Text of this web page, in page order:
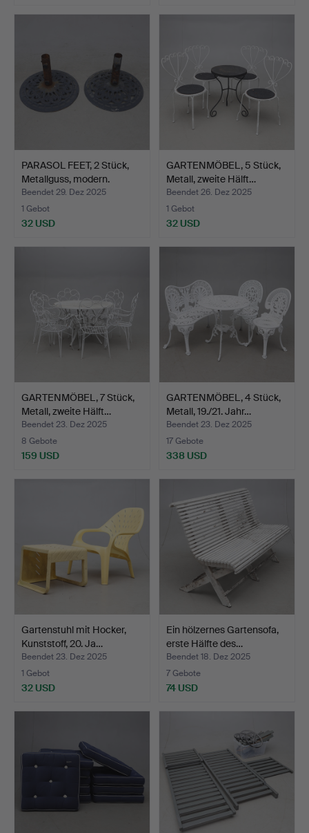
PARASOL FEET, 2 Stück,
Metallguss, modern.
Beendet 29. Dez 2025
1 Gebot
32 USD
GARTENMÖBEL, 5 Stück,
Metall, zweite Hälft…
Beendet 26. Dez 2025
1 Gebot
32 USD
GARTENMÖBEL, 7 Stück,
Metall, zweite Hälft…
Beendet 23. Dez 2025
8 Gebote
159 USD
GARTENMÖBEL, 4 Stück,
Metall, 19./21. Jahr…
Beendet 23. Dez 2025
17 Gebote
338 USD
Gartenstuhl mit Hocker,
Kunststoff, 20. Ja…
Beendet 23. Dez 2025
1 Gebot
32 USD
Ein hölzernes Gartensofa,
erste Hälfte des…
Beendet 18. Dez 2025
7 Gebote
74 USD